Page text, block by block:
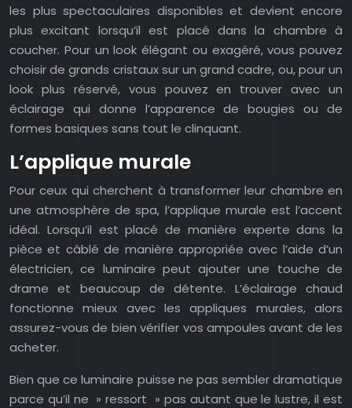
les plus spectaculaires disponibles et devient encore
plus excitant lorsqu’il est placé dans la chambre à
coucher. Pour un look élégant ou exagéré, vous pouvez
choisir de grands cristaux sur un grand cadre, ou, pour un
look plus réservé, vous pouvez en trouver avec un
éclairage qui donne l’apparence de bougies ou de
formes basiques sans tout le clinquant.
L’applique murale
Pour ceux qui cherchent à transformer leur chambre en
une atmosphère de spa, l’applique murale est l’accent
idéal. Lorsqu’il est placé de manière experte dans la
pièce et câblé de manière appropriée avec l’aide d’un
électricien, ce luminaire peut ajouter une touche de
drame et beaucoup de détente. L’éclairage chaud
fonctionne mieux avec les appliques murales, alors
assurez-vous de bien vérifier vos ampoules avant de les
acheter.
Bien que ce luminaire puisse ne pas sembler dramatique
parce qu’il ne » ressort » pas autant que le lustre, il est